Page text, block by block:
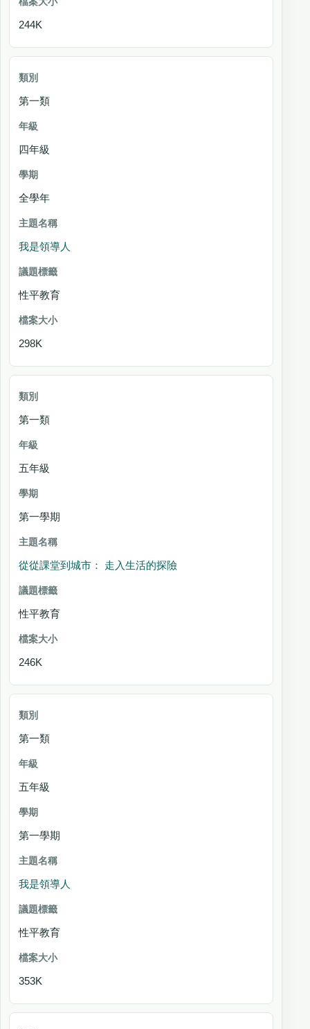
244K
第一類
四年級
全學年
我是領導人
性平教育
298K
第一類
五年級
第一學期
從從課堂到城市： 走入生活的探險
性平教育
246K
第一類
五年級
第一學期
我是領導人
性平教育
353K